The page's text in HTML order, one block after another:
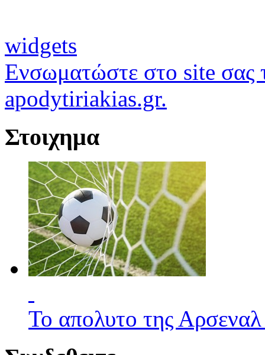
widgets
Ενσωματώστε στο site σας
apodytiriakias.gr.
Στοιχημα
Το απολυτο της